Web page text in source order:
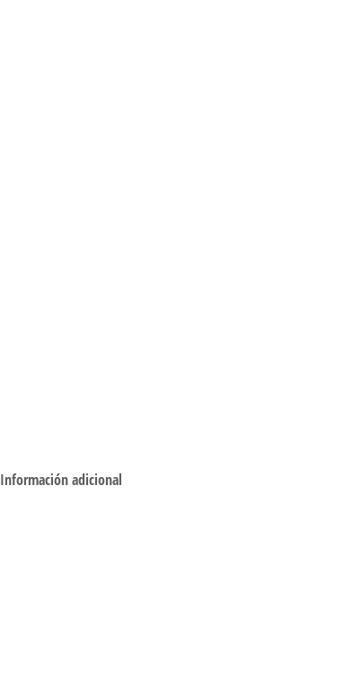
Información adicional